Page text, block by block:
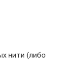
нити (либо